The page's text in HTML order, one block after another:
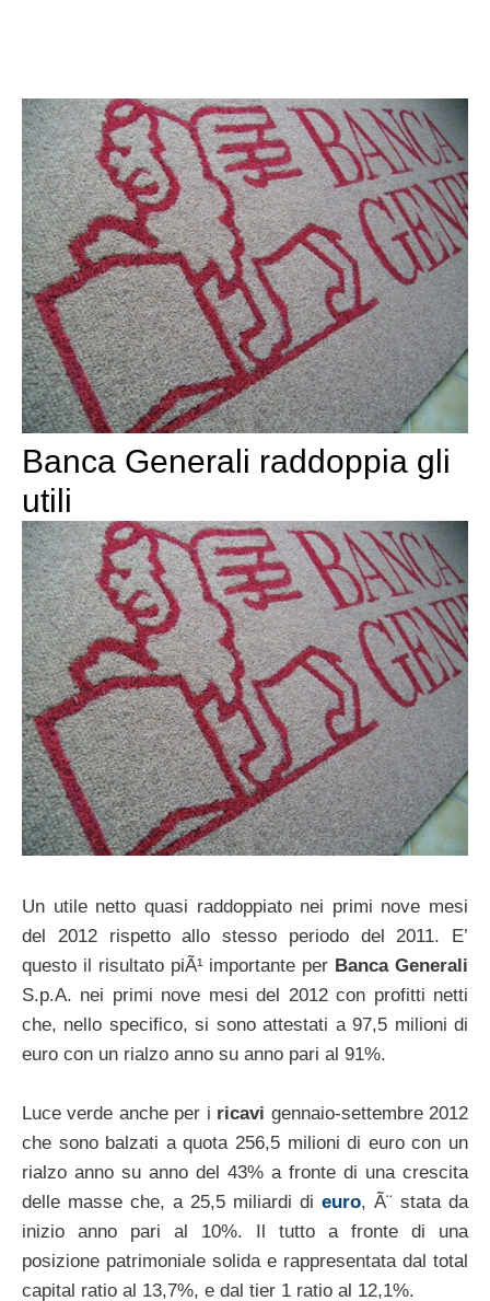
Banca Generali raddoppia gli
utili
Un utile netto quasi raddoppiato nei primi nove mesi
del 2012 rispetto allo stesso periodo del 2011. E’
questo il risultato piÃ¹ importante per Banca Generali
S.p.A. nei primi nove mesi del 2012 con profitti netti
che, nello specifico, si sono attestati a 97,5 milioni di
euro con un rialzo anno su anno pari al 91%.
Luce verde anche per i ricavi gennaio-settembre 2012
che sono balzati a quota 256,5 milioni di euro con un
rialzo anno su anno del 43% a fronte di una crescita
delle masse che, a 25,5 miliardi di euro, Ã¨ stata da
inizio anno pari al 10%. Il tutto a fronte di una
posizione patrimoniale solida e rappresentata dal total
capital ratio al 13,7%, e dal tier 1 ratio al 12,1%.